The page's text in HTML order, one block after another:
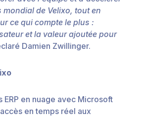
mondial de Velixo, tout en
ce qui compte le plus :
et la valeur ajoutée pour
Damien Zwillinger.
en nuage avec Microsoft
en temps réel aux